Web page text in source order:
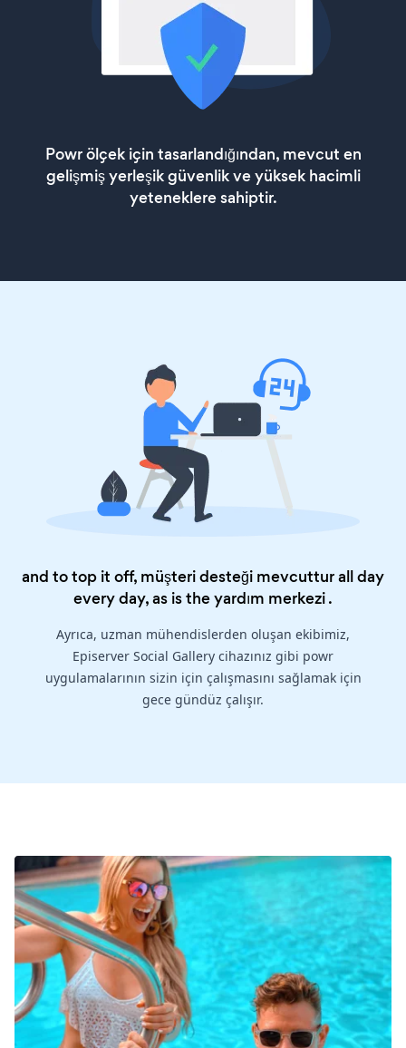
Powr ölçek için tasarlandığından, mevcut en
gelişmiş yerleşik güvenlik ve yüksek hacimli
yeteneklere sahiptir.
and to top it off, müşteri desteği mevcuttur all day
every day, as is theyardım merkezi.
Ayrıca, uzman mühendislerden oluşan ekibimiz,
Episerver Social Gallery cihazınız gibi powr
uygulamalarının sizin için çalışmasını sağlamak için
gece gündüz çalışır.